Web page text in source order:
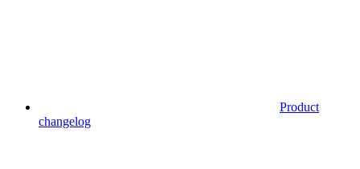
Product
changelog